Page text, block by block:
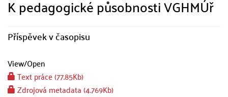
K pedagogické působnosti VGHMÚř
Příspěvek v časopisu
View/Open
Text práce (77.85Kb)
Zdrojová metadata (4.769Kb)